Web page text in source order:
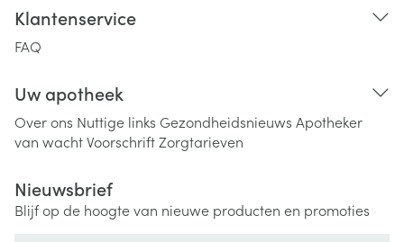
Klantenservice
FAQ
Uw apotheek
Over ons Nuttige links Gezondheidsnieuws Apotheker
van wachtVoorschriftZorgtarieven
Nieuwsbrief
Blijf op de hoogte van nieuwe producten en promoties